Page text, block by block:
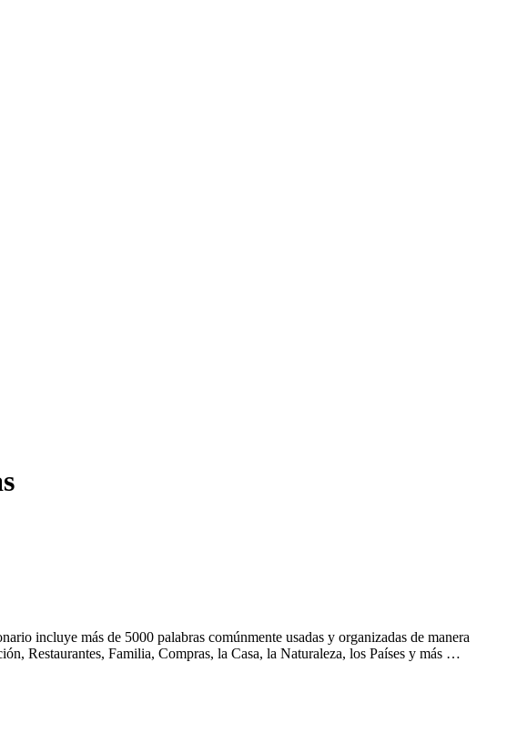
incluye más de 5000 palabras comúnmente usadas y organizadas de manera
Restaurantes, Familia, Compras, la Casa, la Naturaleza, los Países y más …